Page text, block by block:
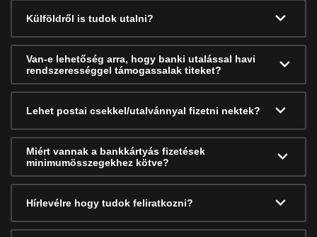
Külföldről is tudok utalni?
Van-e lehetőség arra, hogy banki utalással havi
rendszerességgel támogassalak titeket?
Lehet postai csekkel/utalvánnyal fizetni nektek?
Miért vannak a bankkártyás fizetések
minimumösszegekhez kötve?
Hírlevélre hogy tudok feliratkozni?